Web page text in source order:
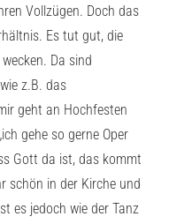
Vollzügen. Doch das
Es tut gut, die
Da sind
z.B. das
geht an Hochfesten
gehe so gerne Oper
Gott da ist, das kommt
schön in der Kirche und
es jedoch wie der Tanz